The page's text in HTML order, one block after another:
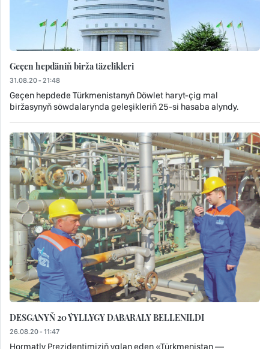
Geçen hepdäniň birža täzelikleri
31.08.20 - 21:48
Geçen hepdede Türkmenistanyň Döwlet haryt-çig mal
biržasynyň söwdalarynda geleşikleriň 25-si hasaba alyndy.
DESGANYŇ 20 ÝYLLYGY DABARALY BELLENILDI
26.08.20 - 11:47